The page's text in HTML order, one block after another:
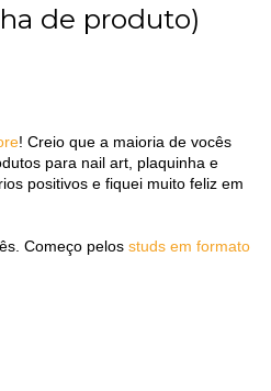
de produto)
! Creio que a maioria de vocês
para nail art, plaquinha e
positivos e fiquei muito feliz em
Começo pelos studs em formato